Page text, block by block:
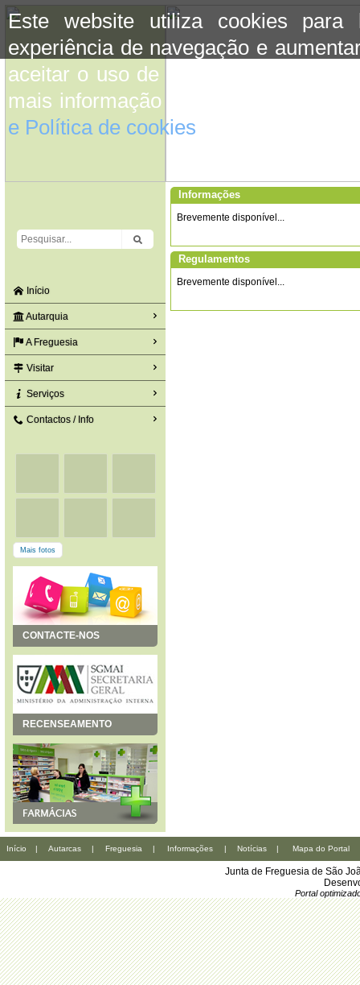
Este website utiliza cookies para
experiência de navegação e
aceitar o uso de cookies basta
mais informação consulte a
e Política de cookies
Início
Autarquia
A Freguesia
Visitar
Serviços
Contactos / Info
Mais fotos
CONTACTE-NOS
RECENSEAMENTO
Informações
Brevemente disponível...
Regulamentos
Brevemente disponível...
Início | Autarcas | Freguesia | Informações | Notícias | Mapa do Portal
Junta de Freguesia de São
Portal